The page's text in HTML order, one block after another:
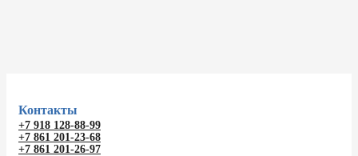
Контакты
+7 918 128-88-99
+7 861 201-23-68
+7 861 201-26-97